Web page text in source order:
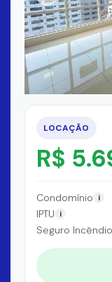
LOCAÇÃO
R$
Condomínio i
IPTU
i
Seguro Incêndio